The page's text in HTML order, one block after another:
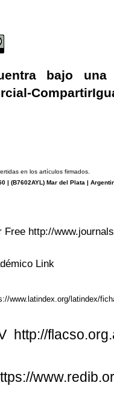
bajo
en los artículos firmados.
| (B7602AYL) Mar del Plata |
Free http://
Link
www.latindex.org/latindex/
http://